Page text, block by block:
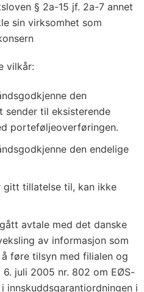
§ 2a-15 jf. 2a-7 annet
sin virksomhet som
vilkår:
den
sender til eksisterende
porteføljeoverføringen.
den endelige
gitt tillatelse til, kan ikke
avtale med det danske
av informasjon som
føre tilsyn med filialen og
juli 2005 nr. 802 om EØS-
innskuddsgaranti­ordningen i